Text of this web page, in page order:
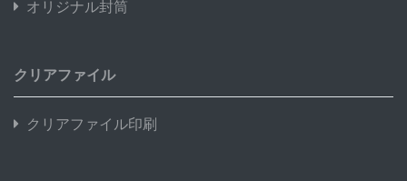
オリジナル封筒
クリアファイル
クリアファイル印刷